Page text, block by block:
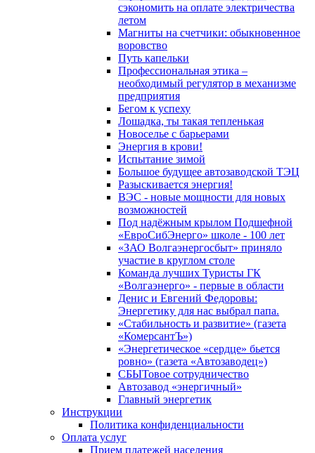
сэкономить на оплате электричества
летом
Магниты на счетчики: обыкновенное
воровство
Путь капельки
Профессиональная этика –
необходимый регулятор в механизме
предприятия
Бегом к успеху
Лошадка, ты такая тепленькая
Новоселье с барьерами
Энергия в крови!
Испытание зимой
Большое будущее автозаводской ТЭЦ
Разыскивается энергия!
ВЭС - новые мощности для новых
возможностей
Под надёжным крылом Подшефной
«ЕвроСибЭнерго» школе - 100 лет
«ЗАО Волгаэнергосбыт» приняло
участие в круглом столе
Команда лучших Туристы ГК
«Волгаэнерго» - первые в области
Денис и Евгений Федоровы:
Энергетику для нас выбрал папа.
«Стабильность и развитие» (газета
«КомерсантЪ»)
«Энергетическое «сердце» бьется
ровно» (газета «Автозаводец»)
СБЫТовое сотрудничество
Автозавод «энергичный»
Главный энергетик
Инструкции
Политика конфиденциальности
Оплата услуг
Прием платежей населения